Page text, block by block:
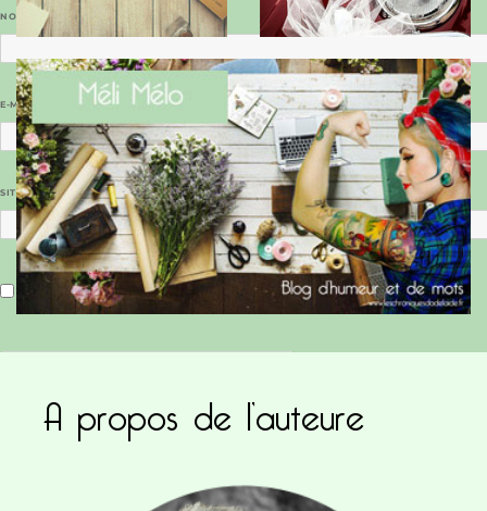
NOM
E-MAIL
SITE WEB
Enregistrer mon nom, mon e-mail et mon site dans le navigateur pour mon prochain commentaire.
Ce site utilise Akismet pour réduire les
A propos de l’auteure